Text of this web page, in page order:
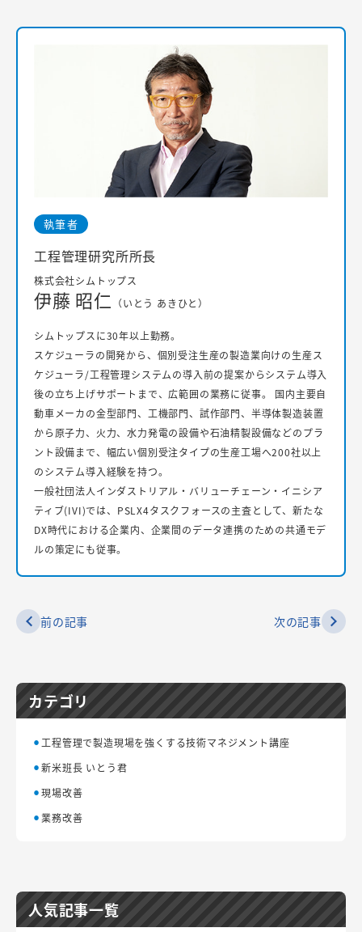
執筆者
工程管理研究所所長
株式会社シムトップス
伊藤 昭仁 （いとう あきひと）
シムトップスに30年以上勤務。
スケジューラの開発から、個別受注生産の製造業向けの生産ス
ケジューラ/工程管理システムの導入前の提案からシステム導入
後の立ち上げサポートまで、広範囲の業務に従事。 国内主要自
動車メーカの金型部門、工機部門、試作部門、半導体製造装置
から原子力、火力、水力発電の設備や石油精製設備などのプラ
ント設備まで、幅広い個別受注タイプの生産工場へ200社以上
のシステム導入経験を持つ。
一般社団法人インダストリアル・バリューチェーン・イニシア
ティブ(IVI)では、PSLX4タスクフォースの主査として、新たな
DX時代における企業内、企業間のデータ連携のための共通モデ
ルの策定にも従事。
前の記事 次の記事
カテゴリ
工程管理で製造現場を強くする技術マネジメント講座
新米班長 いとう君
現場改善
業務改善
人気記事一覧